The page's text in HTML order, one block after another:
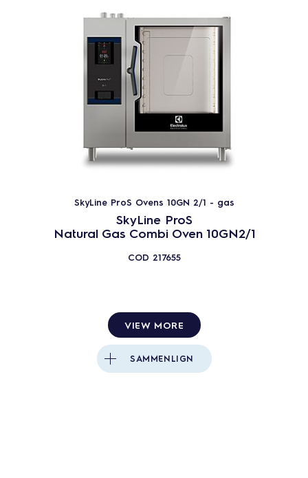
SkyLine ProS Ovens 10GN 2/1 - gas
SkyLine ProS
Natural Gas Combi Oven 10GN2/1
COD 217655
VIEW MORE
SAMMENLIGN